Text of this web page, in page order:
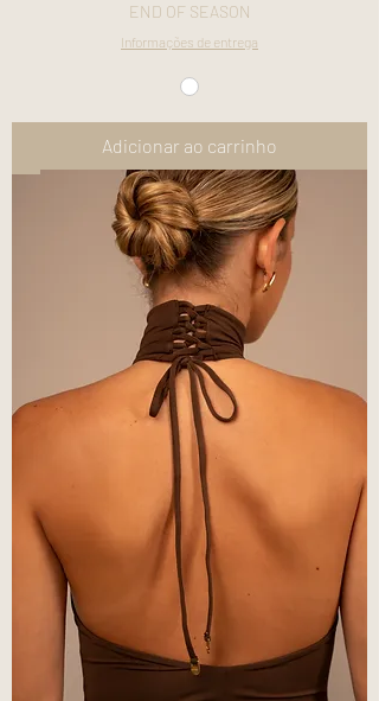
END OF SEASON
Informações de entrega
Adicionar ao carrinho